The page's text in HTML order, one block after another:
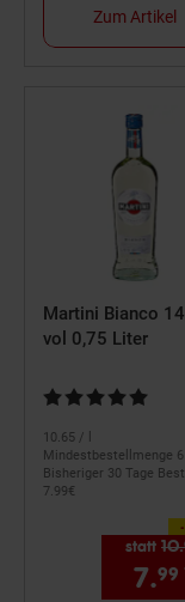
Zum Artikel
Martini Bianco
vol 0,75 Liter
10.65 / l
Mindestbestellmenge
Bisheriger 30 Tage
7.99€
Sie
statt 10.
7.99